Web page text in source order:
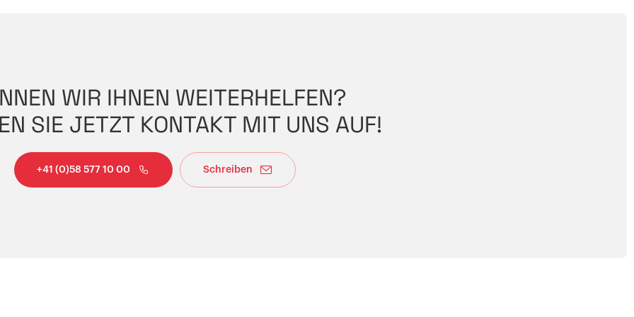
WIR IHNEN WEITERHELFEN?
SIE JETZT KONTAKT MIT UNS AUF!
+41 (0)58 577 10 00 Schreiben